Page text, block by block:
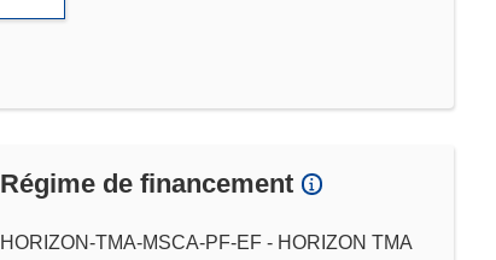
Régime de financement
HORIZON-TMA-MSCA-PF-EF - HORIZON TMA